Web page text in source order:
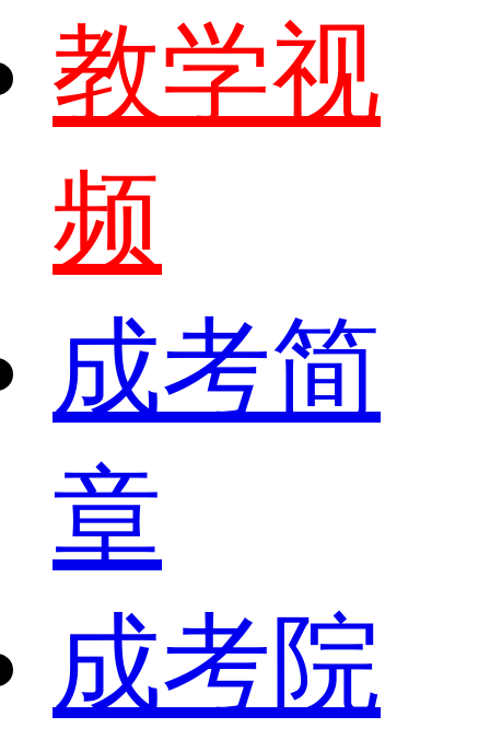
教学视
频
成考简
章
成考院